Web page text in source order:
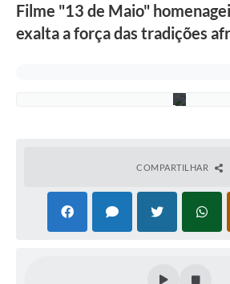
Filme "13 de Maio"
exalta a força das tradições
h
s
COMPARTILHAR